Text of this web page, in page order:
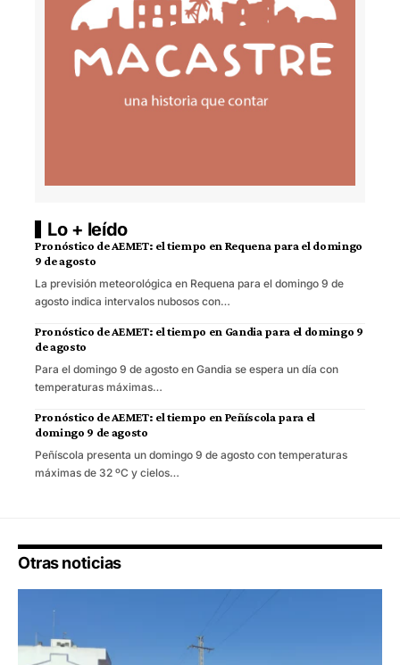
Lo + leído
Pronóstico de AEMET: el tiempo en Requena para el domingo
9 de agosto
La previsión meteorológica en Requena para el domingo 9 de
agosto indica intervalos nubosos con…
Pronóstico de AEMET: el tiempo en Gandia para el domingo 9
de agosto
Para el domingo 9 de agosto en Gandia se espera un día con
temperaturas máximas…
Pronóstico de AEMET: el tiempo en Peñíscola para el
domingo 9 de agosto
Peñíscola presenta un domingo 9 de agosto con temperaturas
máximas de 32 ºC y cielos…
Otras noticias